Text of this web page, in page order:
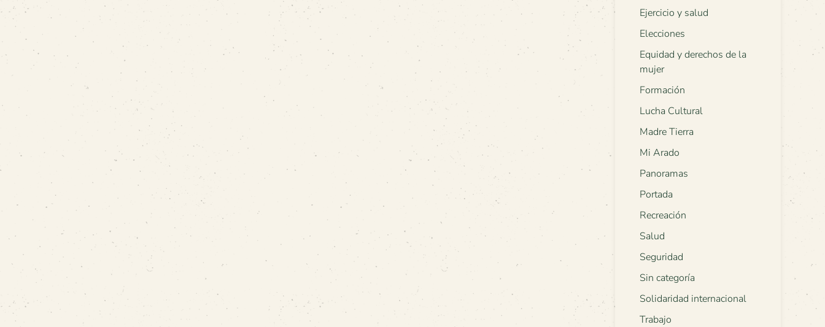
Ejercicio y salud
Elecciones
Equidad y derechos de la
mujer
Formación
Lucha Cultural
Madre Tierra
Mi Arado
Panoramas
Portada
Recreación
Salud
Seguridad
Sin categoría
Solidaridad internacional
Trabajo